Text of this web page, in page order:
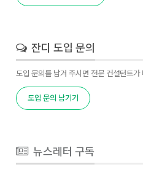
잔디 도입 문의
도입 문의를 남겨 주시면 전문 컨설턴트
도입 문의 남기기
뉴스레터 구독